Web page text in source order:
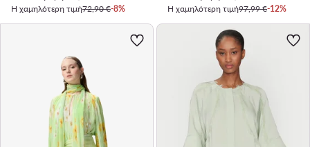
Η χαμηλότερη τιμή72,90 €-8%
Η χαμηλότερη τιμή97,99 €-12%